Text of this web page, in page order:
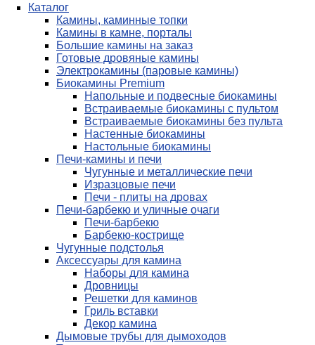
Каталог
Камины, каминные топки
Камины в камне, порталы
Большие камины на заказ
Готовые дровяные камины
Электрокамины (паровые камины)
Биокамины Premium
Напольные и подвесные биокамины
Встраиваемые биокамины с пультом
Встраиваемые биокамины без пульта
Настенные биокамины
Настольные биокамины
Печи-камины и печи
Чугунные и металлические печи
Изразцовые печи
Печи - плиты на дровах
Печи-барбекю и уличные очаги
Печи-барбекю
Барбекю-кострище
Чугунные подстолья
Аксессуары для камина
Наборы для камина
Дровницы
Решетки для каминов
Гриль вставки
Декор камина
Дымовые трубы для дымоходов